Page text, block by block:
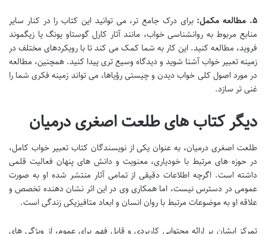
۵. مطالعه مکمل:
برای درک جامع تر، می توانید این کتاب را در کنار سایر
منابع مربوط به روانشناسی خواب، مانند آثار کارل گوستاو یونگ یا زیگموند
فروید، مطالعه کنید. این کار به شما کمک می کند تا با رویکردهای مختلف در
زمینه تعبیر خواب آشنا شوید و دیدگاه وسیع تری پیدا کنید. همچنین، مطالعه
در مورد اصول کلی خواب دیدن و چیستی رؤیاها، می تواند زمینه فکری شما را
غنی تر سازد.
دیگر کتاب های طلعت اصغری درمیان
طلعت اصغری درمیان، به عنوان یکی از نویسندگان کتاب تعبیر خواب کامل،
در حوزه های مرتبط با خودیاری، معنویت و دانش های پنهان فعالیت قلمی
داشته است. اگرچه اطلاعات دقیقی از تمامی آثار منتشر شده او به صورت
عمومی در دسترس نیست، اما همکاری وی در این اثر نشان دهنده تخصص و
علاقه او به موضوعات مرتبط با روان انسان و ابعاد متافیزیکی زندگی است.
تمرکز ایشان بر ارائه محتوایی کاربردی و قابل فهم برای عموم، از ویژگی های